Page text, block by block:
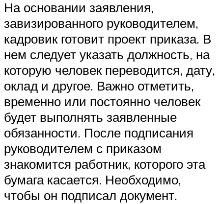
На основании заявления,
завизированного руководителем,
кадровик готовит проект приказа. В
нем следует указать должность, на
которую человек переводится, дату,
оклад и другое. Важно отметить,
временно или постоянно человек
будет выполнять заявленные
обязанности. После подписания
руководителем с приказом
знакомится работник, которого эта
бумага касается. Необходимо,
чтобы он подписал документ.